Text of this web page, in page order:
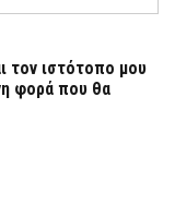
τον ιστότοπο μου
φορά που θα